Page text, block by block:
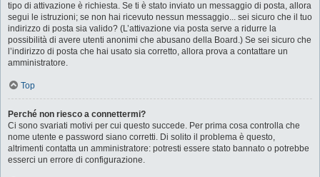
tipo di attivazione è richiesta. Se ti è stato inviato un messaggio di posta, allora
segui le istruzioni; se non hai ricevuto nessun messaggio... sei sicuro che il tuo
indirizzo di posta sia valido? (L’attivazione via posta serve a ridurre la
possibilità di avere utenti anonimi che abusano della Board.) Se sei sicuro che
l’indirizzo di posta che hai usato sia corretto, allora prova a contattare un
amministratore.
Top
Perché non riesco a connettermi?
Ci sono svariati motivi per cui questo succede. Per prima cosa controlla che
nome utente e password siano corretti. Di solito il problema è questo,
altrimenti contatta un amministratore: potresti essere stato bannato o potrebbe
esserci un errore di configurazione.